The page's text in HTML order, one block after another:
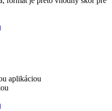
aplikáciou